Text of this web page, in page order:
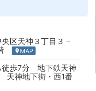
区天神３丁目３－
location_on MAP
徒歩7分 地下鉄天神
天神地下街・西1番